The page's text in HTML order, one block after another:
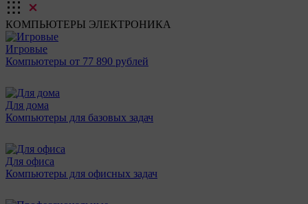
КОМПЬЮТЕРЫ ЭЛЕКТРОНИКА
Игровые
Компьютеры от 77 890 рублей
Для дома
Компьютеры для базовых задач
Для офиса
Компьютеры для офисных задач